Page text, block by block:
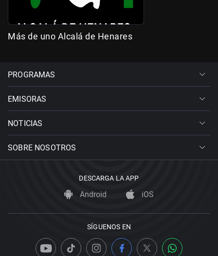
Más de uno Alcalá de Henares
PROGRAMAS
EMISORAS
NOTICIAS
SOBRE NOSOTROS
DESCARGA LA APP
Android iOS
SÍGUENOS EN